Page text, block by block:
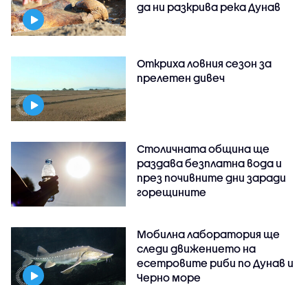
да ни разкрива река Дунав
Откриха ловния сезон за
прелетен дивеч
Столичната община ще
раздава безплатна вода и
през почивните дни заради
горещините
Мобилна лаборатория ще
следи движението на
есетровите риби по Дунав и
Черно море